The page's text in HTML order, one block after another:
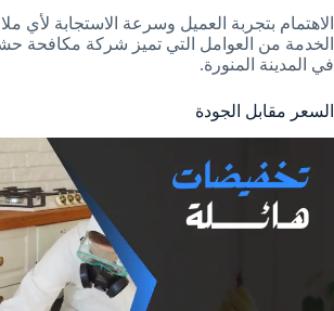
الاهتمام بتجربة العميل وسرعة الاستجابة لأي
الخدمة من العوامل التي تميز شركة مكافحة
في المدينة المنورة.
السعر مقابل الجودة